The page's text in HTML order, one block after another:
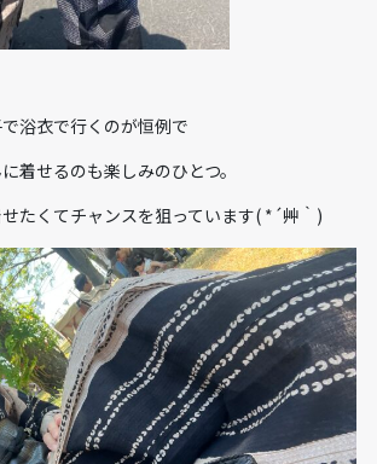
浴衣で行くのが恒例で
着せるのも楽しみのひとつ。
たくてチャンスを狙っています( *´艸｀)